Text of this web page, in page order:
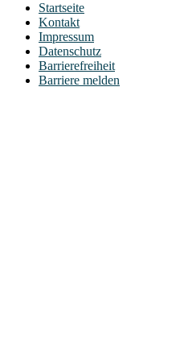
Startseite
Kontakt
Impressum
Datenschutz
Barrierefreiheit
Barriere melden